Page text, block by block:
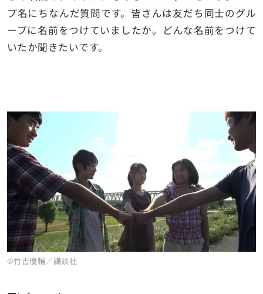
プ名にちなんだ質問です。皆さんは友だち同士のグル
ープに名前をつけていましたか。どんな名前をつけて
いたか聞きたいです。
©竹吉優輔／講談社